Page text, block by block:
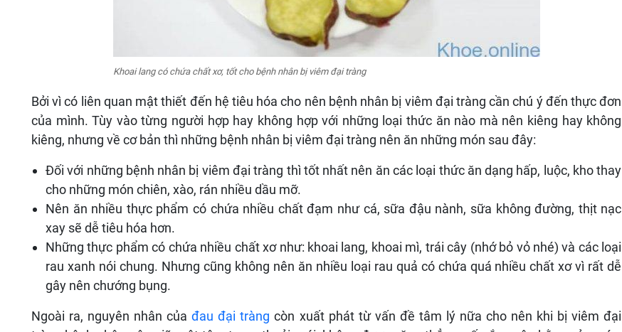
Khoai lang có chứa chất xơ, tốt cho bệnh nhân bị viêm đại tràng
Bởi vì có liên quan mật thiết đến hệ tiêu hóa cho nên bệnh nhân bị viêm đại tràng cần chú ý đến thực đơn
của mình. Tùy vào từng người hợp hay không hợp với những loại thức ăn nào mà nên kiêng hay không
kiêng, nhưng về cơ bản thì những bệnh nhân bị viêm đại tràng nên ăn những món sau đây:
Đối với những bệnh nhân bị viêm đại tràng thì tốt nhất nên ăn các loại thức ăn dạng hấp, luộc, kho thay
cho những món chiên, xào, rán nhiều dầu mỡ.
Nên ăn nhiều thực phẩm có chứa nhiều chất đạm như cá, sữa đậu nành, sữa không đường, thịt nạc
xay sẽ dễ tiêu hóa hơn.
Những thực phẩm có chứa nhiều chất xơ như: khoai lang, khoai mì, trái cây (nhớ bỏ vỏ nhé) và các loại
rau xanh nói chung. Nhưng cũng không nên ăn nhiều loại rau quả có chứa quá nhiều chất xơ vì rất dễ
gây nên chướng bụng.
Ngoài ra, nguyên nhân củađau đại tràng còn xuất phát từ vấn đề tâm lý nữa cho nên khi bị viêm đại